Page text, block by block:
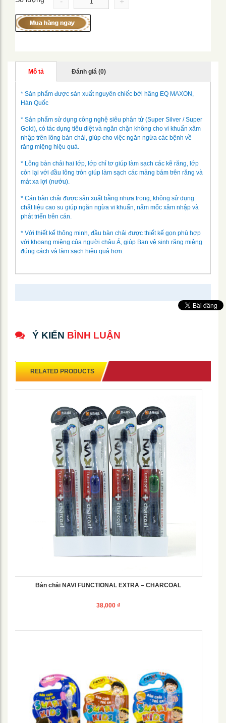
Mô tả Đánh giá (0)
* Sản phẩm được sản xuất nguyên chiếc bởi hãng EQ MAXON,
Hàn Quốc
* Sản phẩm sử dụng công nghệ siêu phân tử (Super Silver / Super
Gold), có tác dụng tiêu diệt và ngăn chặn không cho vi khuẩn xâm
nhập trên lông bàn chải, giúp cho việc ngăn ngừa các bệnh về
răng miệng hiệu quả.
* Lông bàn chải hai lớp, lớp chỉ tơ giúp làm sạch các kẽ răng, lớp
còn lại với đầu lông tròn giúp làm sạch các mảng bám trên răng và
mát xa lợi (nướu).
* Cán bàn chải được sản xuất bằng nhựa trong, không sử dụng
chất liệu cao su giúp ngăn ngừa vi khuẩn, nấm mốc xâm nhập và
phát triển trên cán.
* Với thiết kế thông minh, đầu bàn chải được thiết kế gọn phù hợp
với khoang miệng của người châu Á, giúp Bạn vệ sinh răng miệng
đúng cách và làm sạch hiệu quả hơn.
Ý KIẾN BÌNH LUẬN
RELATED PRODUCTS
Bàn chải NAVI FUNCTIONAL EXTRA – CHARCOAL
38,000 ₫